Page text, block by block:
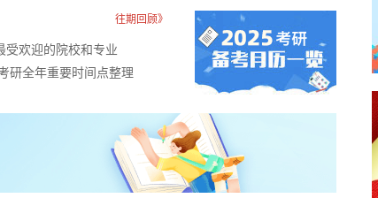
往期回顾》
受欢迎的院校和专业
研全年重要时间点整理